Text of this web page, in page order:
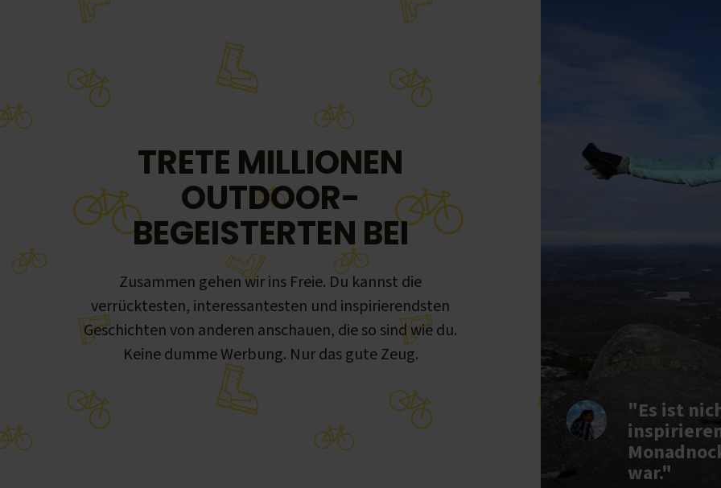
TRETE MILLIONEN
OUTDOOR-
BEGEISTERTEN BEI
Zusammen gehen wir ins Freie. Du kannst die
verrücktesten, interessantesten und inspirierendsten
Geschichten von anderen anschauen, die so sind wie du.
Keine dumme Werbung. Nur das gute Zeug.
"Es ist
war."